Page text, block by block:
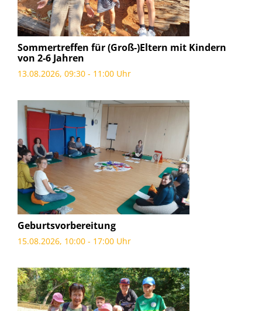
Sommertreffen für (Groß-)Eltern mit Kindern
von 2-6 Jahren
13.08.2026, 09:30 - 11:00 Uhr
Geburtsvorbereitung
15.08.2026, 10:00 - 17:00 Uhr